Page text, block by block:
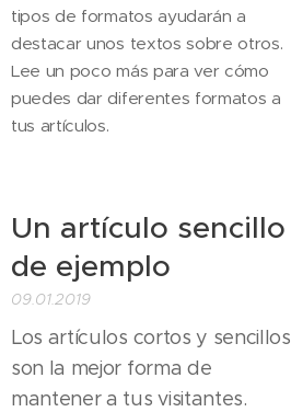
tipos de formatos ayudarán a
destacar unos textos sobre otros.
Lee un poco más para ver cómo
puedes dar diferentes formatos a
tus artículos.
Un artículo sencillo
de ejemplo
09.01.2019
Los artículos cortos y sencillos
son la mejor forma de
mantener a tus visitantes.